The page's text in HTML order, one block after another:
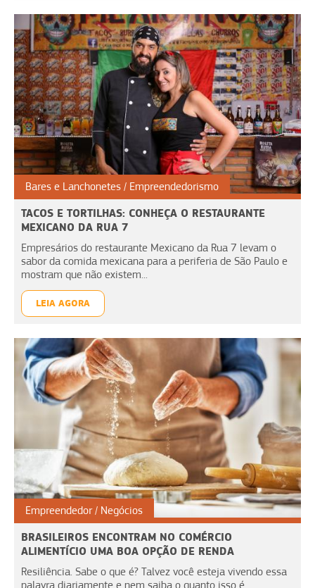
Bares e Lanchonetes Empreendedorismo
TACOS E TORTILHAS: CONHEÇA O RESTAURANTE
MEXICANO DA RUA 7
Empresários do restaurante Mexicano da Rua 7 levam o
sabor da comida mexicana para a periferia de São Paulo e
mostram que não existem...
LEIA AGORA
Empreendedor Negócios
BRASILEIROS ENCONTRAM NO COMÉRCIO
ALIMENTÍCIO UMA BOA OPÇÃO DE RENDA
Resiliência. Sabe o que é? Talvez você esteja vivendo essa
palavra diariamente e nem saiba o quanto isso é